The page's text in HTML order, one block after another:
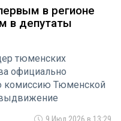
в регионе
в депутаты
тюменских
официально
комиссию Тюменской
выдвижение